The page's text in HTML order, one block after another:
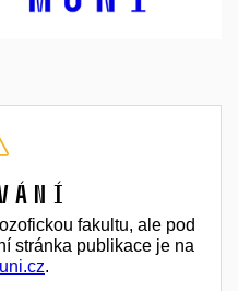
fakultu, ale pod
stránka publikace je na
.